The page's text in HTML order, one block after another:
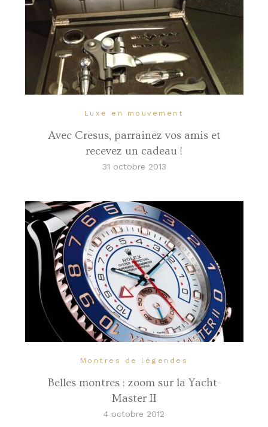
Luxe en mouvement
Avec Cresus, parrainez vos amis et
recevez un cadeau !
31 octobre 2013
Montres de légendes
Belles montres : zoom sur la Yacht-
Master II
4 octobre 2012